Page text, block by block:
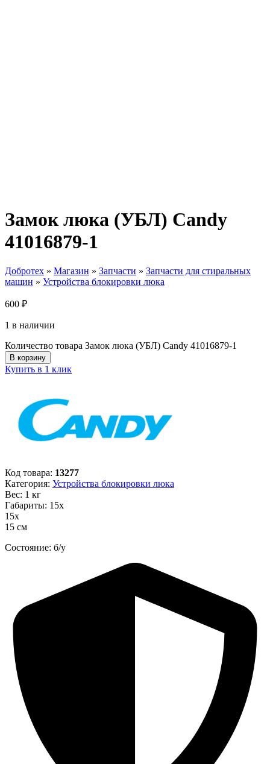
Замок люка (УБЛ) Candy
41016879-1
Добротех » Магазин » Запчасти » Запчасти для стиральных
машин » Устройства блокировки люка
600 ₽
1 в наличии
Количество товара Замок люка (УБЛ) Candy 41016879-1
В корзину
Купить в 1 клик
Код товара: 13277
Категория: Устройства блокировки люка
Вес: 1 кг
Габариты: 15х
15х
15 см
Состояние: б/у